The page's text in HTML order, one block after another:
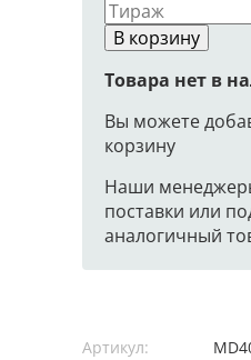
В корзину
Товара нет в
Вы можете
корзину
Наши
поставки или
аналогичный
Артикул: